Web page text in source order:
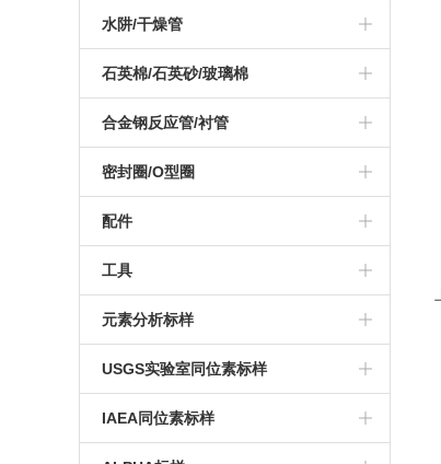
Thermo
elementar
EuroVector
Leco/Eltra
水阱/干燥管
thermo水阱/二氧化碳阱
elementar干燥管
石英棉/石英砂/玻璃棉
合金钢反应管/衬管
密封圈/O型圈
leco密封圈
elementar密封圈
thermo密封圈
配件
Thermo配件
Elementar配件
LECO/Eltra配件
工具
元素分析标样
USGS实验室同位素标样
IAEA同位素标样